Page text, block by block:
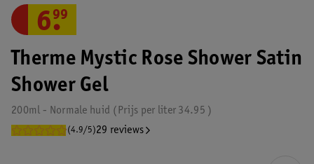
Therme Mystic Rose Shower Satin
Shower Gel
200ml - Normale huid 34.95
Prijs per liter
(4.9/5)29 reviews
6.
99